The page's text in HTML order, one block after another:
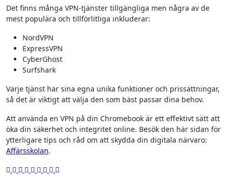
Det finns många VPN-tjänster tillgängliga men några av de
mest populära och tillförlitliga inkluderar:
NordVPN
ExpressVPN
CyberGhost
Surfshark
Varje tjänst har sina egna unika funktioner och prissättningar,
så det är viktigt att välja den som bäst passar dina behov.
Att använda en VPN på din Chromebook är ett effektivt sätt att
öka din säkerhet och integritet online. Besök den här sidan för
ytterligare tips och råd om att skydda din digitala närvaro:
Affärsskolan.